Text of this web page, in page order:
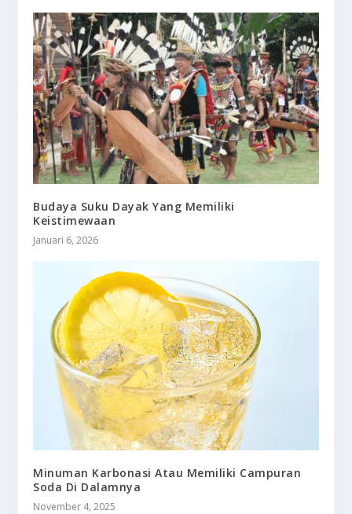
Budaya Suku Dayak Yang Memiliki
Keistimewaan
Januari 6, 2026
Minuman Karbonasi Atau Memiliki Campuran
Soda Di Dalamnya
November 4, 2025